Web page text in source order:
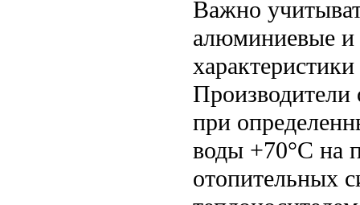
Важно
алюминиевые и
при
воды +70°C на
отопительных